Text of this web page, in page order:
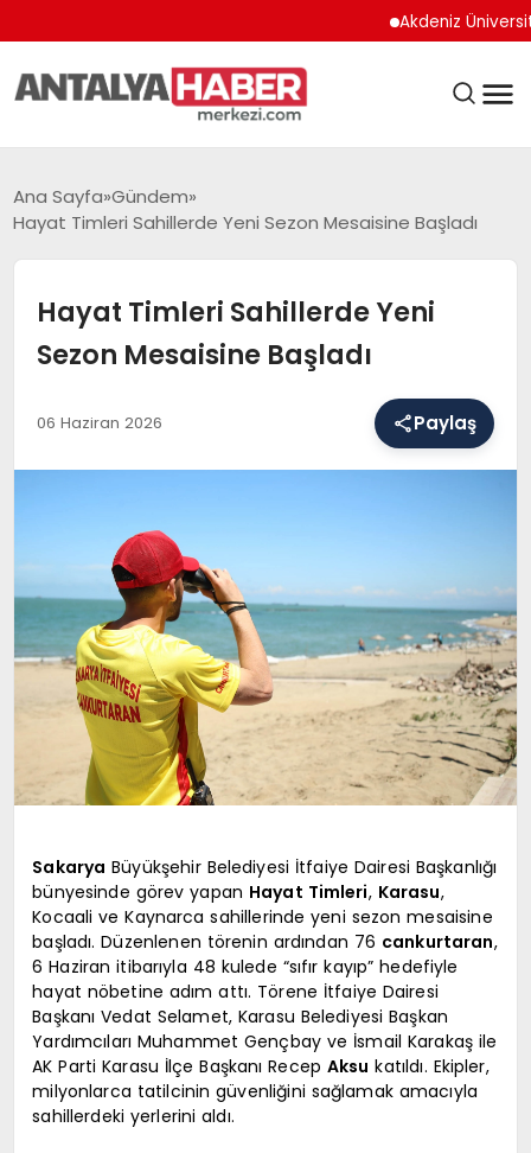
Akdeniz Üniversitesi
ANASAYFA
EĞITIM
EKONOMI
TURIZM
SAĞLIK
KÜNYE
Ana Sayfa Gündem
Hayat Timleri Sahillerde Yeni Sezon Mesaisine Başladı
Hayat Timleri Sahillerde Yeni
Sezon Mesaisine Başladı
06 Haziran 2026 Paylaş
Sakarya Büyükşehir Belediyesi İtfaiye Dairesi Başkanlığı
bünyesinde görev yapan Hayat Timleri, Karasu,
Kocaali ve Kaynarca sahillerinde yeni sezon mesaisine
başladı. Düzenlenen törenin ardından 76 cankurtaran,
6 Haziran itibarıyla 48 kulede “sıfır kayıp” hedefiyle
hayat nöbetine adım attı. Törene İtfaiye Dairesi
Başkanı Vedat Selamet, Karasu Belediyesi Başkan
Yardımcıları Muhammet Gençbay ve İsmail Karakaş ile
AK Parti Karasu İlçe Başkanı Recep Aksu katıldı. Ekipler,
milyonlarca tatilcinin güvenliğini sağlamak amacıyla
sahillerdeki yerlerini aldı.